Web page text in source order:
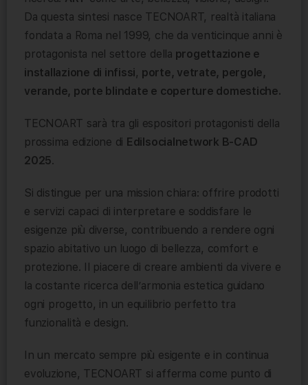
Da questa sintesi nasce TECNOART, realtà italiana
fondata a Roma nel 1999, che da venticinque anni è
protagonista nel settore della progettazione e
installazione di infissi, porte, vetrate, pergole,
verande, porte blindate e coperture domestiche.
TECNOART sarà tra gli espositori protagonisti della
prossima edizione di Edilsocialnetwork B-CAD
2025.
Si distingue per una mission chiara: offrire prodotti
e servizi capaci di interpretare e soddisfare le
esigenze più diverse, contribuendo a rendere ogni
spazio abitativo un luogo di bellezza, comfort e
protezione. Il piacere di creare ambienti da vivere e
la costante ricerca dell’armonia estetica guidano
ogni progetto, in un equilibrio perfetto tra
funzionalità e design.
In un mercato sempre più esigente e in continua
evoluzione, TECNOART si afferma come punto di